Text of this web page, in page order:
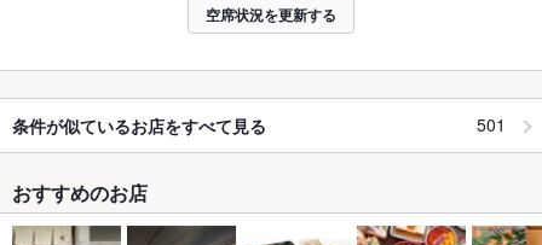
空席状況を更新する
条件が似ているお店をすべて見る 501
おすすめのお店